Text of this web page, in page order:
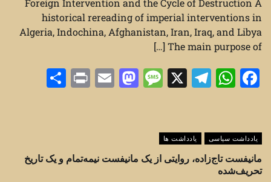
Foreign Intervention and the Cycle of Destruction A
historical rereading of imperial interventions in
Algeria, Indochina, Afghanistan, Iran, Iraq, and Libya
The main purpose of […]
Facebook
WhatsApp
Telegram
X
Message
Mastodon
Email
Print
یادداشت سیاسی یادداشت ها
مانیفست تاج‌زاده، روایتی از یک مانیفست نیمه‌تمام و یک تاریخ
تحریف‌شده